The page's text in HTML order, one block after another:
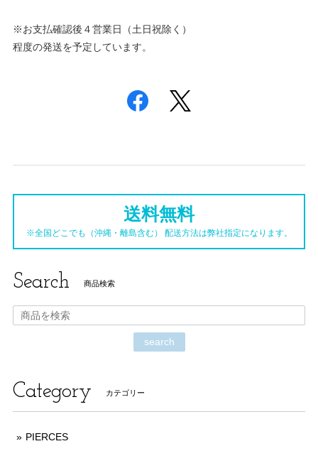
※お支払確認後４営業日（土日祝除く）
程度の発送を予定しています。
送料無料
※全国どこでも（沖縄・離島含む） 配送方法は弊社指定になります。
Search 商品検索
search
Category カテゴリー
PIERCES